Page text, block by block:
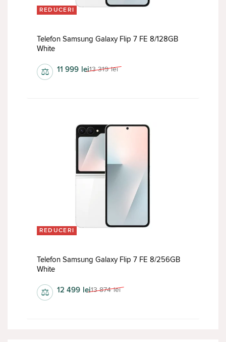
REDUCERI
Telefon Samsung Galaxy Flip 7 FE 8/128GB
White
13 319 lei
11 999 lei
⚖
REDUCERI
Telefon Samsung Galaxy Flip 7 FE 8/256GB
White
13 874 lei
12 499 lei
⚖